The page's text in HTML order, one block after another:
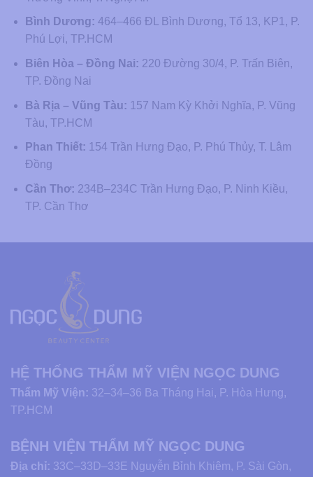
Bình Dương: 464–466 ĐL Bình Dương, Tổ 13, KP1, P.
Phú Lợi, TP.HCM
Biên Hòa – Đồng Nai: 220 Đường 30/4, P. Trấn Biên,
TP. Đồng Nai
Bà Rịa – Vũng Tàu: 157 Nam Kỳ Khởi Nghĩa, P. Vũng
Tàu, TP.HCM
Phan Thiết: 154 Trần Hưng Đạo, P. Phú Thủy, T. Lâm
Đồng
Cần Thơ: 234B–234C Trần Hưng Đạo, P. Ninh Kiều,
TP. Cần Thơ
HỆ THỐNG THẨM MỸ VIỆN NGỌC DUNG
Thẩm Mỹ Viện: 32–34–36 Ba Tháng Hai, P. Hòa Hưng,
TP.HCM
BỆNH VIỆN THẨM MỸ NGỌC DUNG
Địa chỉ: 33C–33D–33E Nguyễn Bỉnh Khiêm, P. Sài Gòn,